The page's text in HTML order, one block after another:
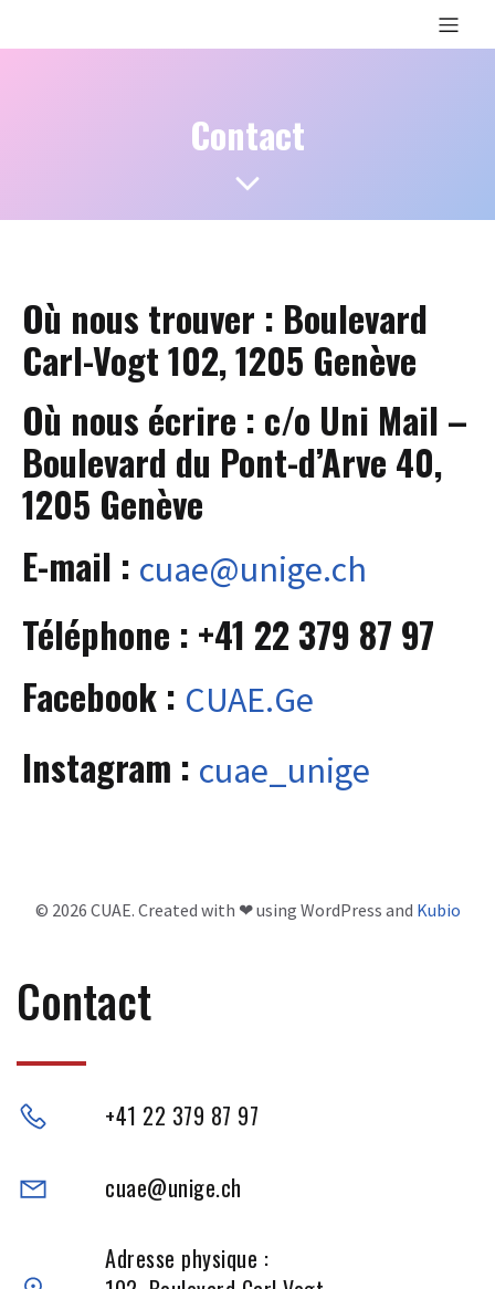
Contact
Où nous trouver : Boulevard
Carl-Vogt 102, 1205 Genève
Où nous écrire : c/o Uni Mail –
Boulevard du Pont-d’Arve 40,
1205 Genève
E-mail : cuae@unige.ch
Téléphone : +41 22 379 87 97
Facebook : CUAE.Ge
Instagram : cuae_unige
© 2026 CUAE. Created with ❤ using WordPress and Kubio
Contact
+41 22 379 87 97
cuae@unige.ch
Adresse physique :